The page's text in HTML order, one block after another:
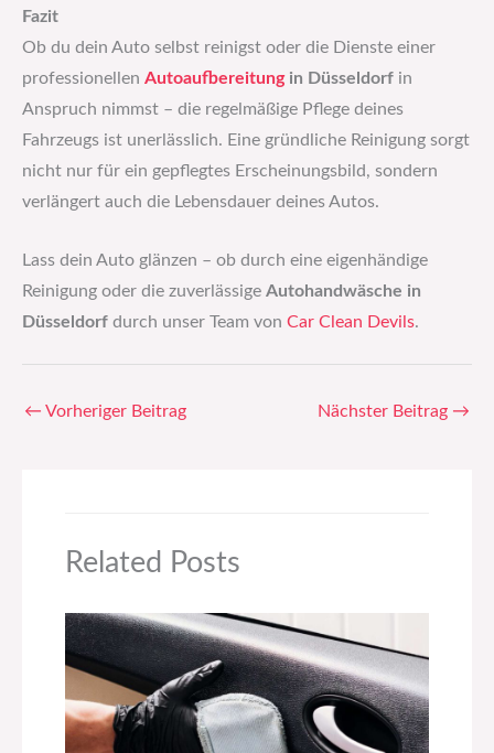
Fazit
Ob du dein Auto selbst reinigst oder die Dienste einer
professionellen Autoaufbereitungin Düsseldorf in
Anspruch nimmst – die regelmäßige Pflege deines
Fahrzeugs ist unerlässlich. Eine gründliche Reinigung sorgt
nicht nur für ein gepflegtes Erscheinungsbild, sondern
verlängert auch die Lebensdauer deines Autos.
Lass dein Auto glänzen – ob durch eine eigenhändige
Reinigung oder die zuverlässige Autohandwäsche in
Düsseldorf durch unser Team von Car Clean Devils.
← Vorheriger Beitrag Nächster Beitrag →
Related Posts